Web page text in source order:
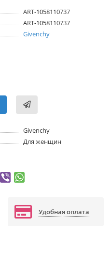
ART-1058110737
ART-1058110737
Givenchy
Givenchy
Для женщин
Удобная оплата